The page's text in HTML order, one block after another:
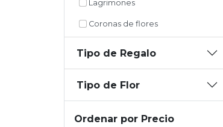
Lagrimones
Coronas de flores
Tipo de Regalo
Tipo de Flor
Ordenar por Precio